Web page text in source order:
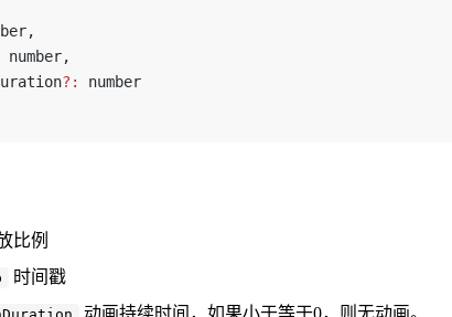
number,
?: number
比例
时间戳
动画持续时间，如果小于等于0，则无动画。